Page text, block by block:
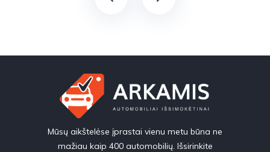
Mūsų aikštelėse įprastai vienu metu būna ne
mažiau kaip 400 automobilių. Išsirinkite